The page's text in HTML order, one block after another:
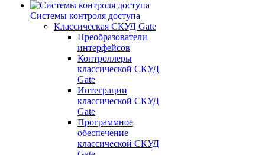
Системы контроля доступа
Классическая СКУД Gate
Преобразователи
интерфейсов
Контроллеры
классической СКУД
Gate
Интеграции
классической СКУД
Gate
Программное
обеспечение
классической СКУД